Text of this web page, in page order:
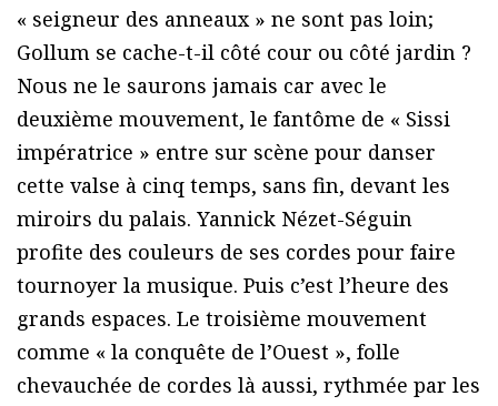
« seigneur des anneaux » ne sont pas loin;
Gollum se cache-t-il côté cour ou côté jardin ?
Nous ne le saurons jamais car avec le
deuxième mouvement, le fantôme de « Sissi
impératrice » entre sur scène pour danser
cette valse à cinq temps, sans fin, devant les
miroirs du palais. Yannick Nézet-Séguin
profite des couleurs de ses cordes pour faire
tournoyer la musique. Puis c’est l’heure des
grands espaces. Le troisième mouvement
comme « la conquête de l’Ouest », folle
chevauchée de cordes là aussi, rythmée par les